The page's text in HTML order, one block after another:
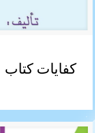
كفايات كتاب